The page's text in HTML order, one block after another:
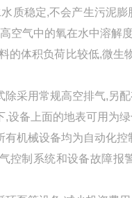
质稳定,不会产生污泥
空气中的氧在水中溶解度
体积负荷比较低,微生
采用常规高空排气,另配
,设备上面的地表可用为
机械设备均为自动化控
制系统和设备故障报